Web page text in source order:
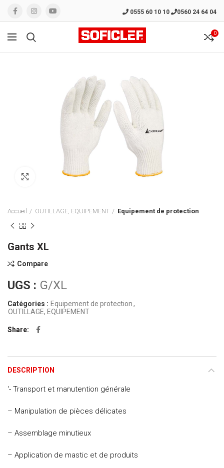
0555 60 10 10 0560 24 64 04
0
Click to enlarge
Accueil OUTILLAGE, EQUIPEMENT Equipement de protection
Gants XL
Compare
UGS : G/XL
Catégories : Equipement de protection,
OUTILLAGE, EQUIPEMENT
Share
DESCRIPTION
‘- Transport et manutention générale
– Manipulation de pièces délicates
– Assemblage minutieux
– Application de mastic et de produits